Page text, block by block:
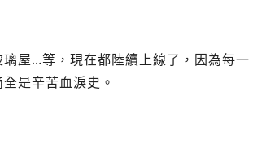
屋…等，現在都陸續上線了，因為每一
是辛苦血淚史。